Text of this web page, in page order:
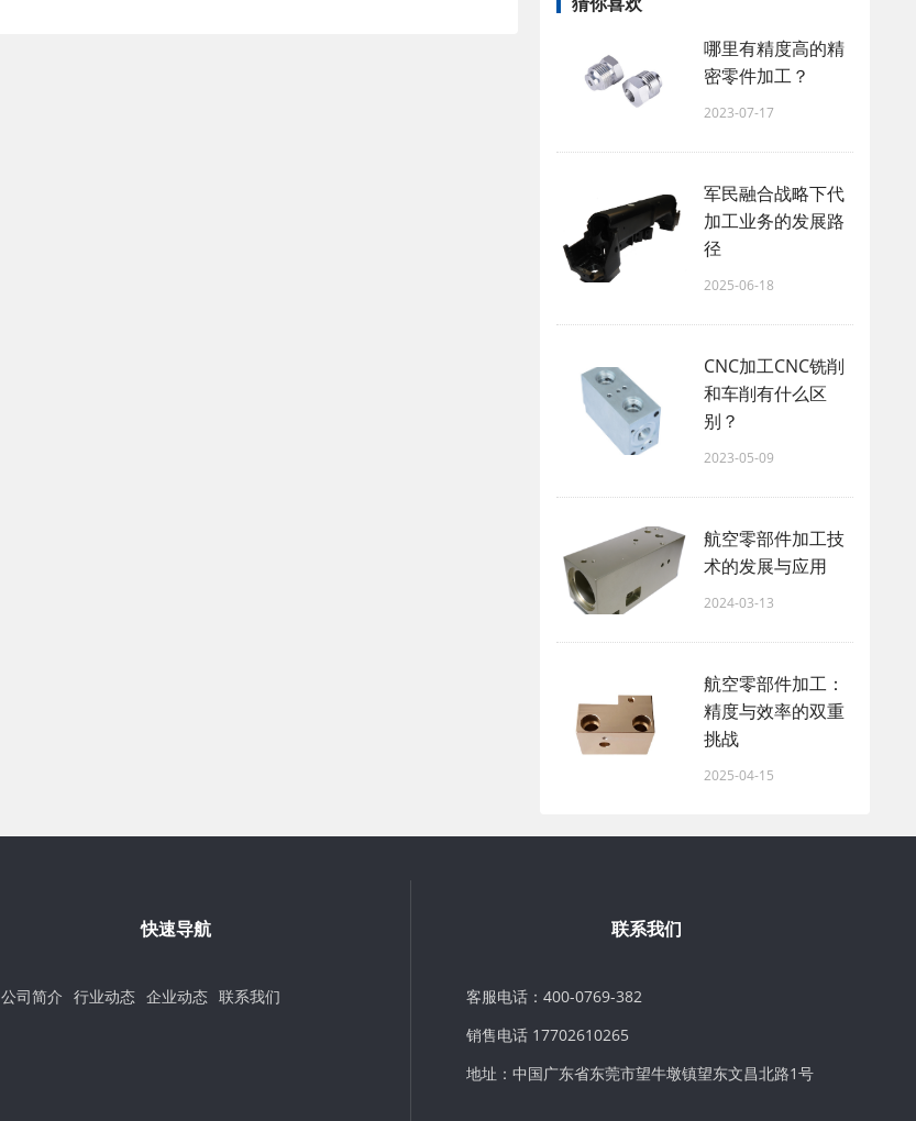
哪里有精度高的精
密零件加工？
2023-07-17
军民融合战略下代
加工业务的发展路
径
2025-06-18
CNC加工CNC铣削
和车削有什么区
别？
2023-05-09
航空零部件加工技
术的发展与应用
2024-03-13
航空零部件加工：
精度与效率的双重
挑战
2025-04-15
快速导航
公司简介 行业动态 企业动态 联系我们
联系我们
客服电话：400-0769-382
销售电话 17702610265
地址：中国广东省东莞市望牛墩镇望东文昌北路1号